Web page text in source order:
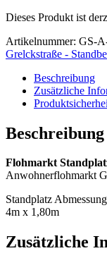
Dieses Produkt ist
Artikelnummer: GS-
Grelckstraße -
Beschreibung
Zusätzliche
Beschreibung
Flohmarkt
Anwohnerflohmarkt
Standplatz
4m x 1,80m
Zusätzliche